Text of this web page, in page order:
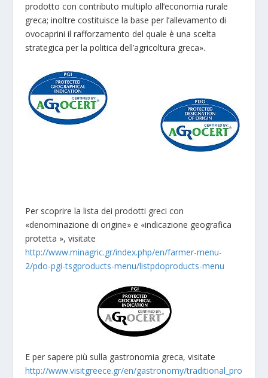
prodotto con contributo multiplo all’economia rurale
greca; inoltre costituisce la base per l’allevamento di
ovocaprini il rafforzamento del quale è una scelta
strategica per la politica dell’agricoltura greca».
Per scoprire la lista dei prodotti greci con
«denominazione di origine» e «indicazione geografica
protetta », visitate
http://www.minagric.gr/index.php/en/farmer-menu-
2/pdo-pgi-tsgproducts-menu/listpdoproducts-menu
E per sapere più sulla gastronomia greca, visitate
http://www.visitgreece.gr/en/gastronomy/traditional_pro